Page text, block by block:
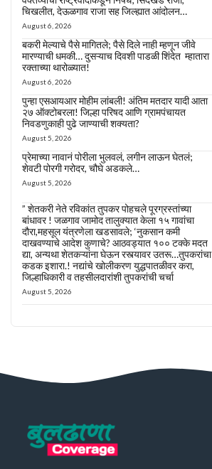
चिखलीत, देऊळगाव राजा सह जिल्ह्यात आंदोलन…
August 6, 2026
बकरी मेल्याचे पैसे मागितले; पैसे दिले नाही म्हणून जीवे
मारण्याची धमकी… दुसऱ्याच दिवशी पाडळी शिंदेत म्हातारा
रक्ताच्या थारोळ्यात!
August 6, 2026
पुन्हा एसआयआर मोहीम लांबली! अंतिम मतदार यादी आता
२७ ऑक्टोबरला! जिल्हा परिषद आणि ग्रामपंचायत
निवडणुकाही पुढे जाण्याची शक्यता?
August 5, 2026
प्रेमाच्या नावानं पोरीला भुलवलं, लगीन लाऊन घेतलं;
शेवटी पोरगी गरोदर, चौघे अडकले…
August 5, 2026
” शेतकरी नेते रविकांत तुपकर पोहचले पूरग्रस्तांच्या
बांधावर ! जळगाव जामोद तालुक्यात केला १५ गावांचा
दौरा,महसूल यंत्रणेला खडसावले; ‘नुकसान कमी
दाखवण्याचे आदेश कुणाचे? आठवड्यात १०० टक्के मदत
द्या, अन्यथा शेतकऱ्यांना घेऊन रस्त्यावर उतरू…तुपकरांचा
कडक इशारा.! नद्यांचे खोलीकरण युद्धपातळीवर करा,
जिल्हाधिकारी व तहसीलदारांशी तुपकरांची चर्चा
August 5, 2026